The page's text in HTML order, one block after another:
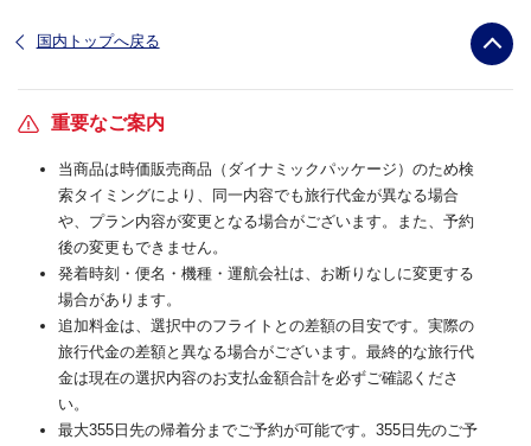
国内トップへ戻る
重要なご案内
当商品は時価販売商品（ダイナミックパッケージ）のため検
索タイミングにより、同一内容でも旅行代金が異なる場合
や、プラン内容が変更となる場合がございます。また、予約
後の変更もできません。
発着時刻・便名・機種・運航会社は、お断りなしに変更する
場合があります。
追加料金は、選択中のフライトとの差額の目安です。実際の
旅行代金の差額と異なる場合がございます。最終的な旅行代
金は現在の選択内容のお支払金額合計を必ずご確認くださ
い。
最大355日先の帰着分までご予約が可能です。355日先のご予